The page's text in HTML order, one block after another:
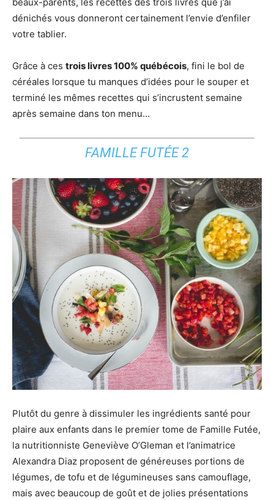
dénichés vous donneront certainement l’envie d’enfiler
votre tablier.
Grâce à ces trois livres 100% québécois, fini le bol de
céréales lorsque tu manques d’idées pour le souper et
terminé les mêmes recettes qui s’incrustent semaine
après semaine dans ton menu…
FAMILLE FUTÉE 2
Plutôt du genre à dissimuler les ingrédients santé pour
plaire aux enfants dans le premier tome de Famille Futée,
la nutritionniste Geneviève O’Gleman et l’animatrice
Alexandra Diaz proposent de généreuses portions de
légumes, de tofu et de légumineuses sans camouflage,
mais avec beaucoup de goût et de jolies présentations